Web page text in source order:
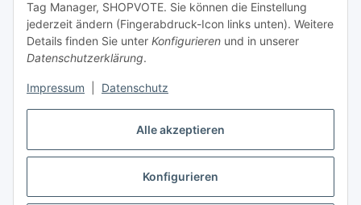
Alle akzeptieren
Konfigurieren
Tag Manager, SHOPVOTE. Sie können die Einstellung
jederzeit ändern (Fingerabdruck-Icon links unten). Weitere
Details finden Sie unter Konfigurieren und in unserer
Datenschutzerklärung.
Impressum Datenschutz
Bitte senden Sie mir entsprechend Ihrer
Datenschutzerklärungregelmäßig und jederzeit widerruflich
Informationen zu Ihrem Produktsortiment per E-Mail zu.
Abonnieren
Newsletter Abonnieren
Vertrag widerrufen